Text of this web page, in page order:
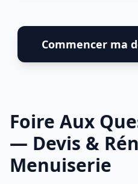
Commencer ma
Foire Aux
— Devis &
Menuiserie